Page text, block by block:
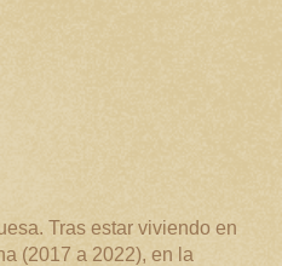
Tras estar viviendo en
(2017 a 2022), en la